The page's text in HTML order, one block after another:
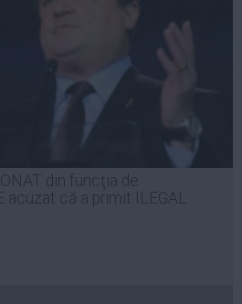
din funcţia de
că a primit ILEGAL